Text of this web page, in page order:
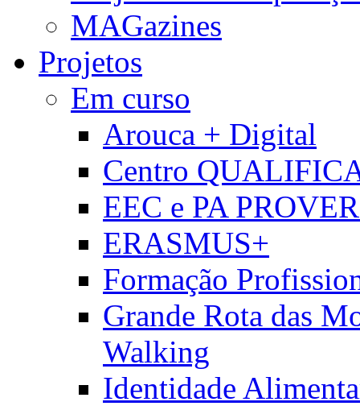
MAGazines
Projetos
Em curso
Arouca + Digital
Centro
EEC e PA
ERASMUS+
Formação
Grande Rota das
Walking
Identidade